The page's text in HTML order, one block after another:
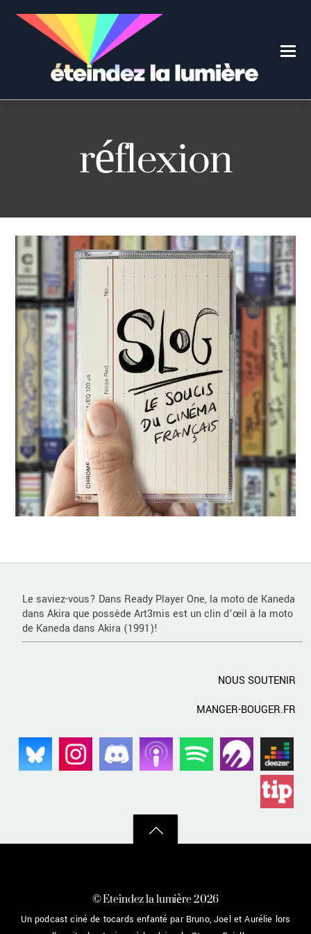
réflexion
Le saviez-vous? Dans Ready Player One, la moto de Kaneda
dans Akira que possède Art3mis est un clin d’œil à la moto
de Kaneda dans Akira (1991)!
NOUS SOUTENIR
MANGER-BOUGER.FR
Back
©Eteindez la lumière2026
Un podcast ciné de tocards enfanté par Bruno, Joel et Aurélie lors